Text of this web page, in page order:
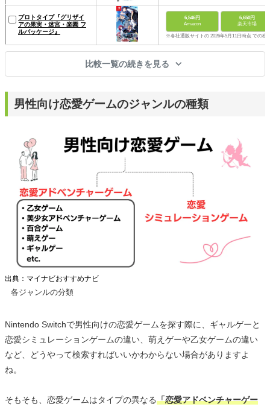
プロトタイプ『グリザイ
アの果実・迷宮・楽園 フ
ルパッケージ』
6,546円
Amazon
6,650円
楽天市場
※各社通販サイトの 2026年5月11日時点 での税
比較一覧の続きを見る
男性向け恋愛ゲームのジャンルの種類
出典：マイナビおすすめナビ
各ジャンルの分類
Nintendo Switchで男性向けの恋愛ゲームを探す際に、ギャルゲーと
恋愛シミュレーションゲームの違い、萌えゲーや乙女ゲームの違い
など、どうやって検索すればいいかわからない場合がありますよ
ね。
そもそも、恋愛ゲームはタイプの異なる「恋愛アドベンチャーゲー